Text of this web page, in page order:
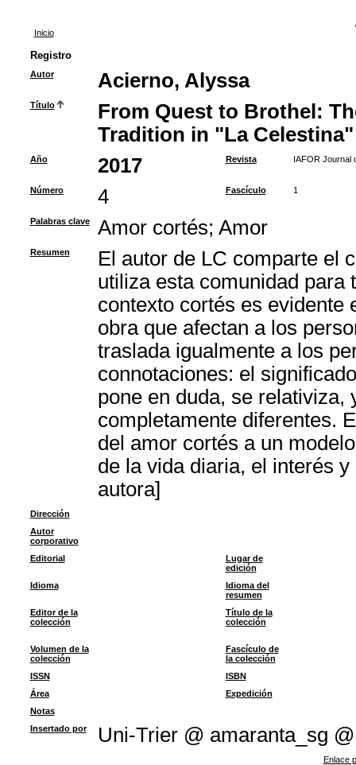
Inicio
Registro
Autor Acierno, Alyssa
Título
From Quest to Brothel:
Tradition in "La Celestina"
Año 2017 Revista IAFOR Journal
Número 4 Fascículo 1
Palabras clave Amor cortés; Amor
Resumen
El autor de LC comparte el
utiliza esta comunidad para
contexto cortés es evidente
obra que afectan a los
traslada igualmente a los
connotaciones: el
pone en duda, se
completamente diferentes.
del amor cortés a un
de la vida diaria, el interés
autora]
Dirección
Autor
corporativo
Editorial
Lugar de
edición
Idioma
Idioma del
resumen
Editor de la
colección
Título de la
colección
Volumen de la
colección
Fascículo de
la colección
ISSN
ISBN
Área
Expedición
Notas
Insertado por
Uni-Trier @ amaranta_sg @
Enlace